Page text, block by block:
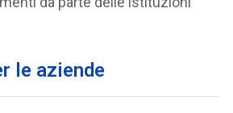
le aziende